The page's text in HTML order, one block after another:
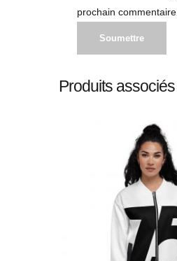
prochain commentaire.
Produits associés